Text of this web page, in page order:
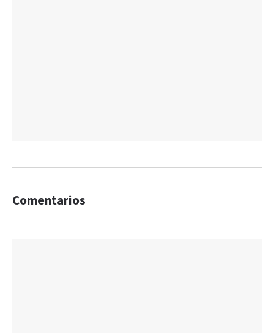
Comentarios